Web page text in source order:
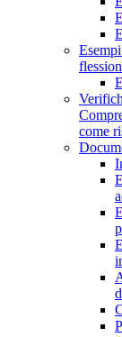
come